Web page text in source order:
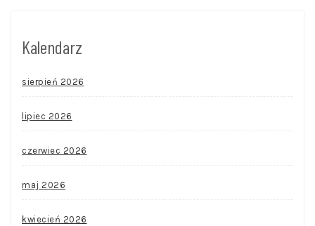
Kalendarz
sierpień 2026
lipiec 2026
czerwiec 2026
maj 2026
kwiecień 2026